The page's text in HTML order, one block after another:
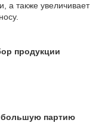
а также увеличивает
продукции
большую партию